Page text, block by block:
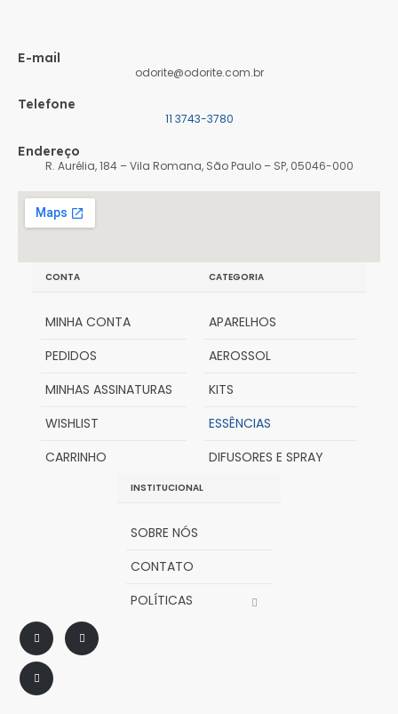
E-mail
odorite@odorite.com.br
Telefone
11 3743-3780
Endereço
R. Aurélia, 184 – Vila Romana, São Paulo – SP, 05046-000
CONTA
MINHA CONTA
PEDIDOS
MINHAS ASSINATURAS
WISHLIST
CARRINHO
CATEGORIA
APARELHOS
AEROSSOL
KITS
ESSÊNCIAS
DIFUSORES E SPRAY
INSTITUCIONAL
SOBRE NÓS
CONTATO
POLÍTICAS